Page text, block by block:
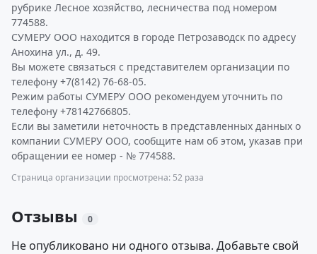
рубрике Лесное хозяйство, лесничества под номером
774588.
СУМЕРУ ООО находится в городе Петрозаводск по адресу
Анохина ул., д. 49.
Вы можете связаться с представителем организации по
телефону +7(8142) 76-68-05.
Режим работы СУМЕРУ ООО рекомендуем уточнить по
телефону +78142766805.
Если вы заметили неточность в представленных данных о
компании СУМЕРУ ООО, сообщите нам об этом, указав при
обращении ее номер - № 774588.
Страница организации просмотрена: 52 раза
Отзывы 0
Не опубликовано ни одного отзыва. Добавьте свой